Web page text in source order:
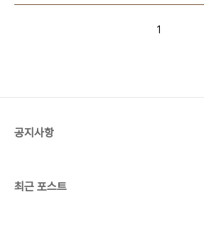
1
공지사항
최근 포스트